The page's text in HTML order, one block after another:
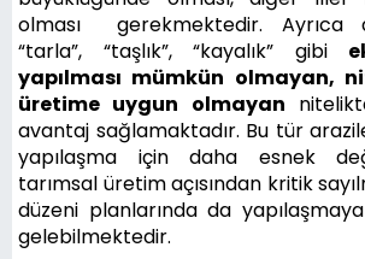
olması gerekmektedir. Ayrıca
“tarla”, “taşlık”, “kayalık” gibi
yapılması mümkün olmayan,
üretime uygun olmayan
avantaj sağlamaktadır. Bu tür
yapılaşma için daha esnek
tarımsal üretim açısından kritik
düzeni planlarında da
gelebilmektedir.